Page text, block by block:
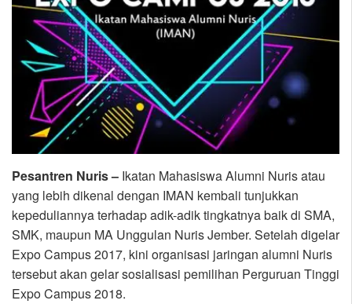
Pesantren Nuris – Ikatan Mahasiswa Alumni Nuris atau
yang lebih dikenal dengan IMAN kembali tunjukkan
kepeduliannya terhadap adik-adik tingkatnya baik di SMA,
SMK, maupun MA Unggulan Nuris Jember. Setelah digelar
Expo Campus 2017, kini organisasi jaringan alumni Nuris
tersebut akan gelar sosialisasi pemilihan Perguruan Tinggi
Expo Campus 2018.